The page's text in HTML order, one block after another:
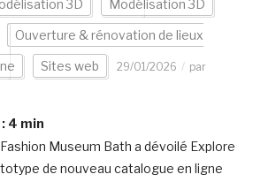
3D Modélisation 3D
Ouverture & rénovation de lieux
Sites web 29/01/2026
par
4 min
Museum Bath a dévoilé Explore
de nouveau catalogue en ligne